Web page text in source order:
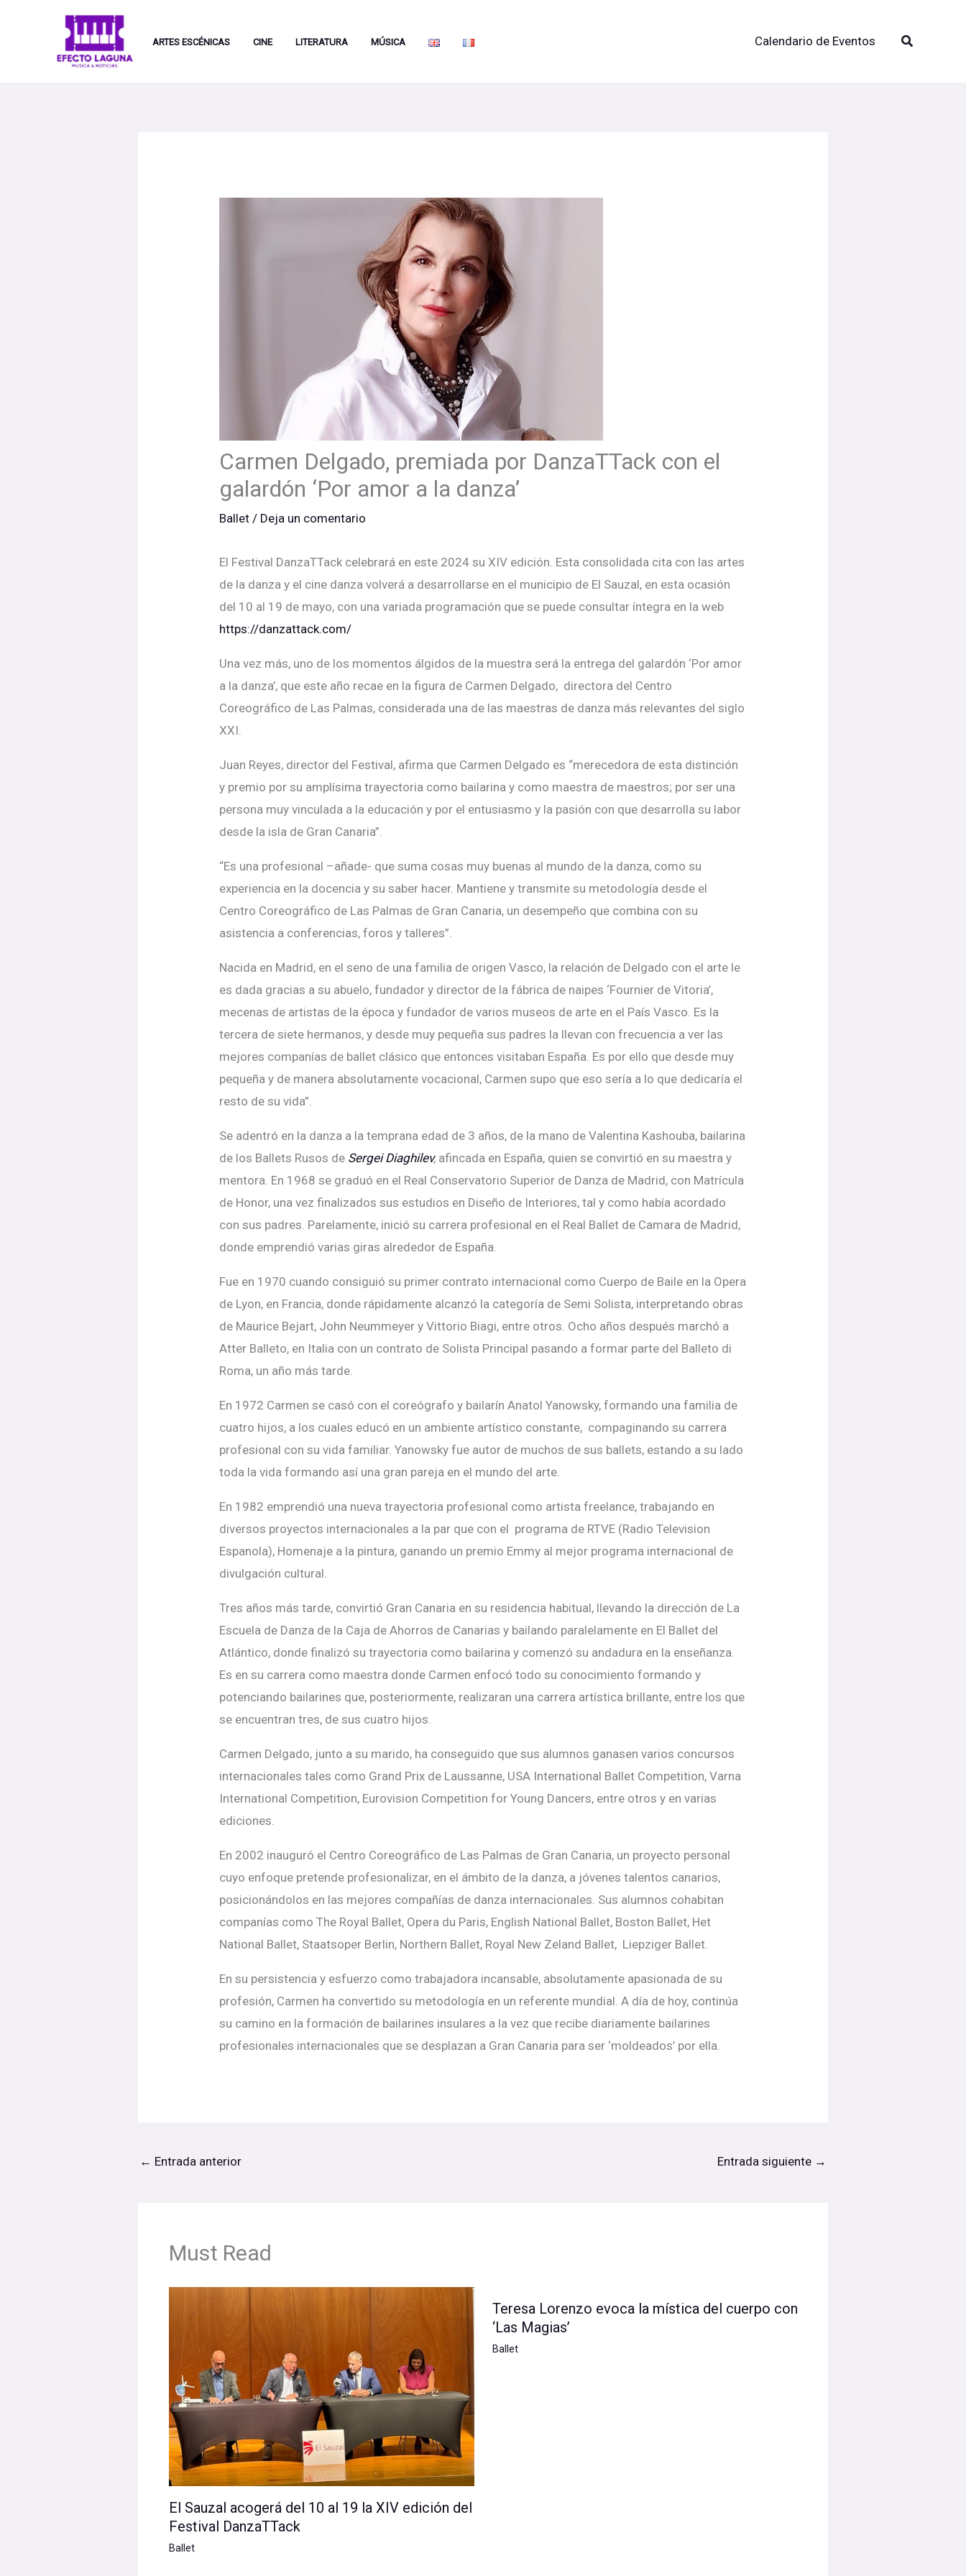
ARTES ESCÉNICAS CINE LITERATURA MÚSICA Calendario de Eventos Buscar
Carmen Delgado, premiada por DanzaTTack con el
galardón ‘Por amor a la danza’
Ballet / Deja un comentario
El Festival DanzaTTack celebrará en este 2024 su XIV edición. Esta consolidada cita con las artes
de la danza y el cine danza volverá a desarrollarse en el municipio de El Sauzal, en esta ocasión
del 10 al 19 de mayo, con una variada programación que se puede consultar íntegra en la web
https://danzattack.com/
Una vez más, uno de los momentos álgidos de la muestra será la entrega del galardón ‘Por amor
a la danza’, que este año recae en la figura de Carmen Delgado, directora del Centro
Coreográfico de Las Palmas, considerada una de las maestras de danza más relevantes del siglo
XXI.
Juan Reyes, director del Festival, afirma que Carmen Delgado es “merecedora de esta distinción
y premio por su amplísima trayectoria como bailarina y como maestra de maestros; por ser una
persona muy vinculada a la educación y por el entusiasmo y la pasión con que desarrolla su labor
desde la isla de Gran Canaria”.
“Es una profesional –añade- que suma cosas muy buenas al mundo de la danza, como su
experiencia en la docencia y su saber hacer. Mantiene y transmite su metodología desde el
Centro Coreográfico de Las Palmas de Gran Canaria, un desempeño que combina con su
asistencia a conferencias, foros y talleres”.
Nacida en Madrid, en el seno de una familia de origen Vasco, la relación de Delgado con el arte le
es dada gracias a su abuelo, fundador y director de la fábrica de naipes ‘Fournier de Vitoria’,
mecenas de artistas de la época y fundador de varios museos de arte en el País Vasco. Es la
tercera de siete hermanos, y desde muy pequeña sus padres la llevan con frecuencia a ver las
mejores companías de ballet clásico que entonces visitaban España. Es por ello que desde muy
pequeña y de manera absolutamente vocacional, Carmen supo que eso sería a lo que dedicaría el
resto de su vida”.
Se adentró en la danza a la temprana edad de 3 años, de la mano de Valentina Kashouba, bailarina
de los Ballets Rusos de Sergei Diaghilev, afincada en España, quien se convirtió en su maestra y
mentora. En 1968 se graduó en el Real Conservatorio Superior de Danza de Madrid, con Matrícula
de Honor, una vez finalizados sus estudios en Diseño de Interiores, tal y como había acordado
con sus padres. Parelamente, inició su carrera profesional en el Real Ballet de Camara de Madrid,
donde emprendió varias giras alrededor de España.
Fue en 1970 cuando consiguió su primer contrato internacional como Cuerpo de Baile en la Opera
de Lyon, en Francia, donde rápidamente alcanzó la categoría de Semi Solista, interpretando obras
de Maurice Bejart, John Neummeyer y Vittorio Biagi, entre otros. Ocho años después marchó a
Atter Balleto, en Italia con un contrato de Solista Principal pasando a formar parte del Balleto di
Roma, un año más tarde.
En 1972 Carmen se casó con el coreógrafo y bailarín Anatol Yanowsky, formando una familia de
cuatro hijos, a los cuales educó en un ambiente artístico constante, compaginando su carrera
profesional con su vida familiar. Yanowsky fue autor de muchos de sus ballets, estando a su lado
toda la vida formando así una gran pareja en el mundo del arte.
En 1982 emprendió una nueva trayectoria profesional como artista freelance, trabajando en
diversos proyectos internacionales a la par que con el programa de RTVE (Radio Television
Espanola), Homenaje a la pintura, ganando un premio Emmy al mejor programa internacional de
divulgación cultural.
Tres años más tarde, convirtió Gran Canaria en su residencia habitual, llevando la dirección de La
Escuela de Danza de la Caja de Ahorros de Canarias y bailando paralelamente en El Ballet del
Atlántico, donde finalizó su trayectoria como bailarina y comenzó su andadura en la enseñanza.
Es en su carrera como maestra donde Carmen enfocó todo su conocimiento formando y
potenciando bailarines que, posteriormente, realizaran una carrera artística brillante, entre los que
se encuentran tres, de sus cuatro hijos.
Carmen Delgado, junto a su marido, ha conseguido que sus alumnos ganasen varios concursos
internacionales tales como Grand Prix de Laussanne, USA International Ballet Competition, Varna
International Competition, Eurovision Competition for Young Dancers, entre otros y en varias
ediciones.
En 2002 inauguró el Centro Coreográfico de Las Palmas de Gran Canaria, un proyecto personal
cuyo enfoque pretende profesionalizar, en el ámbito de la danza, a jóvenes talentos canarios,
posicionándolos en las mejores compañías de danza internacionales. Sus alumnos cohabitan
companías como The Royal Ballet, Opera du Paris, English National Ballet, Boston Ballet, Het
National Ballet, Staatsoper Berlin, Northern Ballet, Royal New Zeland Ballet, Liepziger Ballet.
En su persistencia y esfuerzo como trabajadora incansable, absolutamente apasionada de su
profesión, Carmen ha convertido su metodología en un referente mundial. A día de hoy, continúa
su camino en la formación de bailarines insulares a la vez que recibe diariamente bailarines
profesionales internacionales que se desplazan a Gran Canaria para ser ‘moldeados’ por ella.
← Entrada anterior Entrada siguiente →
Must Read
El Sauzal acogerá del 10 al 19 la XIV edición del
Festival DanzaTTack
Ballet
Teresa Lorenzo evoca la mística del cuerpo con
‘Las Magias’
Ballet